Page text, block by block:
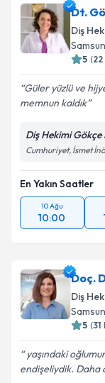
Dt.
Diş
Samsun
5 (22
Güler yüzlü ve
memnun kaldık
Diş Hekimi
Cumhuriyet, İsmet
En Yakın Saatler
10 Ağu
10:00
Doç.
Diş
Samsun
5 (31
yaşındaki
endişeliydik. Daha